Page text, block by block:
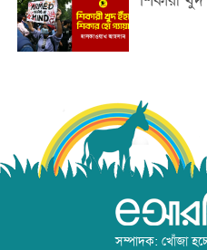
সম্পাদক: খোঁজা